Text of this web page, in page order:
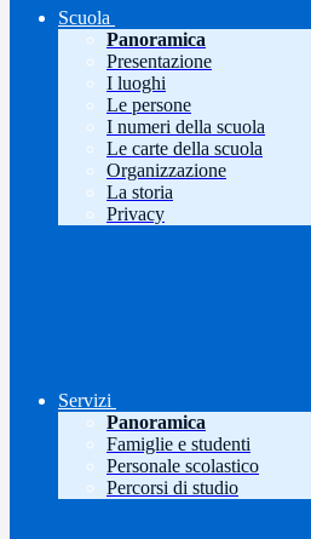
Scuola
Panoramica
Presentazione
I luoghi
Le persone
I numeri della scuola
Le carte della scuola
Organizzazione
La storia
Privacy
Servizi
Panoramica
Famiglie e studenti
Personale scolastico
Percorsi di studio